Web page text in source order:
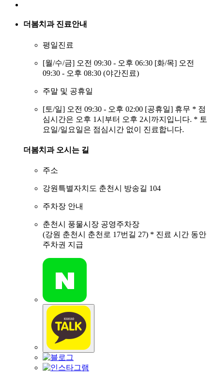
더봄치과진료안내
평일진료
[월/수/금] 오전 09:30 - 오후 06:30 [화/목] 오전
09:30 - 오후 08:30 (야간진료)
주말 및 공휴일
[토/일] 오전 09:30 - 오후 02:00 [공휴일] 휴무 * 점
심시간은 오후 1시부터 오후 2시까지입니다. * 토
요일/일요일은 점심시간 없이 진료합니다.
더봄치과오시는 길
주소
강원특별자치도 춘천시 방송길 104
주차장 안내
춘천시 풍물시장 공영주차장
(강원 춘천시 춘천로 17번길 27) * 진료 시간 동안
주차권 지급